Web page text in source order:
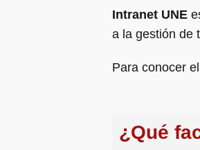
Intranet UNE
a la gestión de
Para conocer
¿Qué